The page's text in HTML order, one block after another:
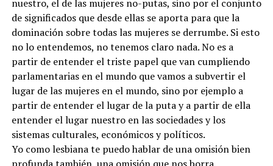
nuestro, el de las mujeres no-putas, sino por el conjunto
de significados que desde ellas se aporta para que la
dominación sobre todas las mujeres se derrumbe. Si esto
no lo entendemos, no tenemos claro nada. No es a
partir de entender el triste papel que van cumpliendo
parlamentarias en el mundo que vamos a subvertir el
lugar de las mujeres en el mundo, sino por ejemplo a
partir de entender el lugar de la puta y a partir de ella
entender el lugar nuestro en las sociedades y los
sistemas culturales, económicos y políticos.
Yo como lesbiana te puedo hablar de una omisión bien